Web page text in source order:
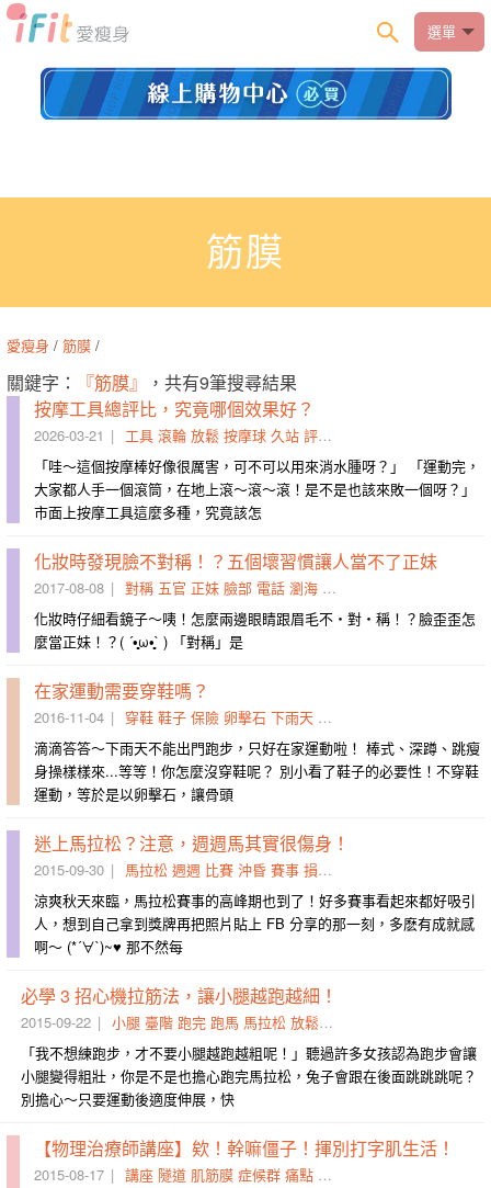
選單
筋膜
愛瘦身 / 筋膜 /
關鍵字： 『筋膜』
，共有9筆搜尋結果
按摩工具總評比，究竟哪個效果好？
2026-03-21 工具 滾輪 放鬆 按摩球 久站 評比
「哇～這個按摩棒好像很厲害，可不可以用來消水腫呀？」 「運動完，
大家都人手一個滾筒，在地上滾～滾～滾！是不是也該來敗一個呀？」
市面上按摩工具這麼多種，究竟該怎
化妝時發現臉不對稱！？五個壞習慣讓人當不了正妹
2017-08-08 對稱 五官 正妹 臉部 電話 瀏海 張力
化妝時仔細看鏡子～咦！怎麼兩邊眼睛跟眉毛不・對・稱！？臉歪歪怎
麼當正妹！？( ´•̥̥̥ω•̥̥̥` ) 「對稱」是
在家運動需要穿鞋嗎？
2016-11-04 穿鞋 鞋子 保險 卵擊石 下雨天 腳後跟
滴滴答答～下雨天不能出門跑步，只好在家運動啦！ 棒式、深蹲、跳瘦
身操樣樣來...等等！你怎麼沒穿鞋呢？ 別小看了鞋子的必要性！不穿鞋
運動，等於是以卵擊石，讓骨頭
迷上馬拉松？注意，週週馬其實很傷身！
2015-09-30 馬拉松 週週 比賽 沖昏 賽事 損傷
涼爽秋天來臨，馬拉松賽事的高峰期也到了！好多賽事看起來都好吸引
人，想到自己拿到獎牌再把照片貼上 FB 分享的那一刻，多麽有成就感
啊～ (*´∀`)~♥ 那不然每
必學 3 招心機拉筋法，讓小腿越跑越細！
2015-09-22 小腿 臺階 跑完 跑馬 馬拉松 放鬆 筋膜
「我不想練跑步，才不要小腿越跑越粗呢！」聽過許多女孩認為跑步會讓
小腿變得粗壯，你是不是也擔心跑完馬拉松，兔子會跟在後面跳跳跳呢？
別擔心～只要運動後適度伸展，快
【物理治療師講座】欸！幹嘛僵子！揮別打字肌生活！
2015-08-17 講座 隧道 肌筋膜 症候群 痛點 僵子